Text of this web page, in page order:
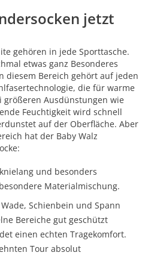
jetzt
gehören in jede Sporttasche.
etwas ganz Besonderes
diesem Bereich gehört auf jeden
die für warme
größeren Ausdünstungen wie
Feuchtigkeit wird schnell
auf der Oberfläche. Aber
hat der Baby Walz
und besonders
Materialmischung.
Schienbein und Spann
Bereiche gut geschützt
einen echten Tragekomfort.
Tour absolut